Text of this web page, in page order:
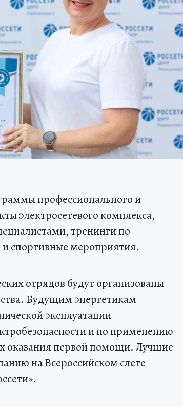
профессионального и
электросетевого комплекса,
тренинги по
спортивные мероприятия.
отрядов будут организованы
Будущим энергетикам
эксплуатации
и по применению
оказания первой помощи. Лучшие
на Всероссийском слете